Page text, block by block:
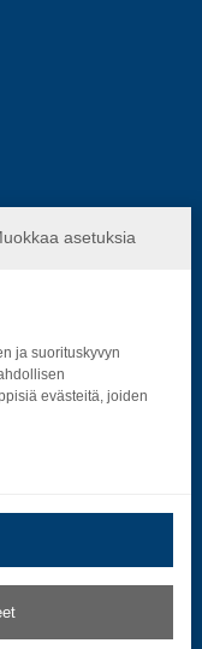
asetuksia
ja suorituskyvyn
evästeitä, joiden
f-kirjainta.f-kirjainta.
joka kuvastaa
ikoni, jonka
mallinen ikoni,
Neliön mallinen